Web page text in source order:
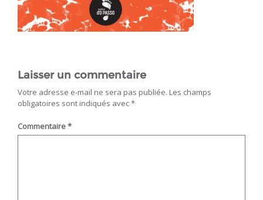
Laisser un commentaire
Votre adresse e-mail ne sera pas publiée. Les champs
obligatoires sont indiqués avec*
Commentaire*